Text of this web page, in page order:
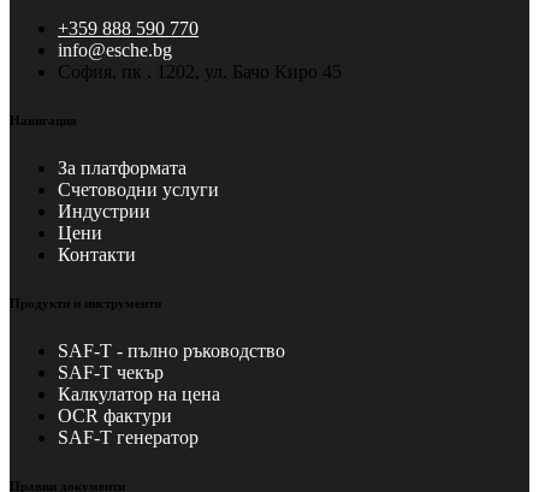
+359 888 590 770
info@esche.bg
София, пк . 1202, ул. Бачо Киро 45
Навигация
За платформата
Счетоводни услуги
Индустрии
Цени
Контакти
Продукти и инструменти
SAF-T - пълно ръководство
SAF-T чекър
Калкулатор на цена
OCR фактури
SAF-T генератор
Правни документи